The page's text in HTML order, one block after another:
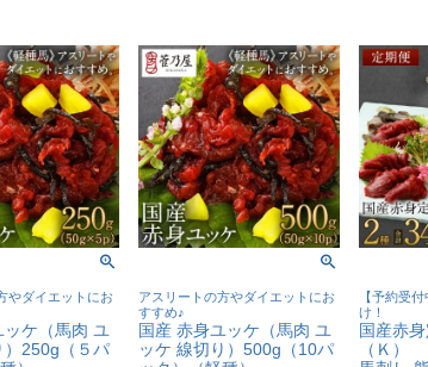
やダイエットにお
ッケ（馬肉 ユ
）250g（５パ
アスリートの方やダイエットにお
すすめ♪
国産 赤身ユッケ（馬肉 ユ
ッケ 線切り）500g（10パ
【予約受
け！
国産赤
（Ｋ）